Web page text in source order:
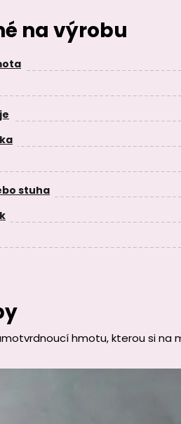
na výrobu
stuha
hmotu, kterou si